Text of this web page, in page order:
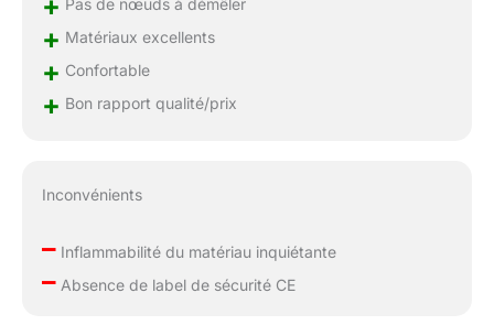
+ Matériaux excellents
+ Confortable
+ Bon rapport qualité/prix
Inconvénients
–Inflammabilité du matériau inquiétante
–Absence de label de sécurité CE